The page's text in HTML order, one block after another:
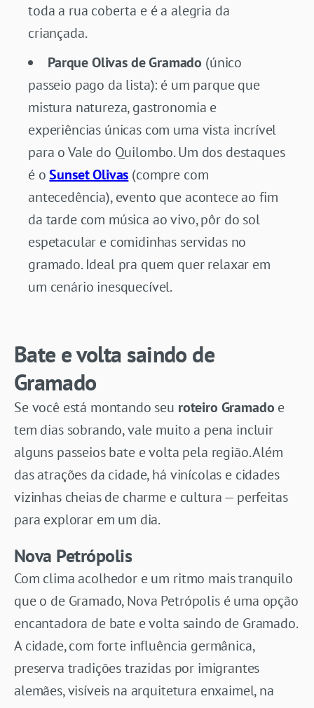
toda a rua coberta e é a alegria da
criançada.
Parque Olivas de Gramado (único
passeio pago da lista): é um parque que
mistura natureza, gastronomia e
experiências únicas com uma vista incrível
para o Vale do Quilombo. Um dos destaques
é oSunset Olivas (compre com
antecedência), evento que acontece ao fim
da tarde com música ao vivo, pôr do sol
espetacular e comidinhas servidas no
gramado. Ideal pra quem quer relaxar em
um cenário inesquecível.
Bate e volta saindo de
Gramado
Se você está montando seu roteiro Gramado e
tem dias sobrando, vale muito a pena incluir
alguns passeios bate e volta pela região. Além
das atrações da cidade, há vinícolas e cidades
vizinhas cheias de charme e cultura — perfeitas
para explorar em um dia.
Nova Petrópolis
Com clima acolhedor e um ritmo mais tranquilo
que o de Gramado, Nova Petrópolis é uma opção
encantadora de bate e volta saindo de Gramado.
A cidade, com forte influência germânica,
preserva tradições trazidas por imigrantes
alemães, visíveis na arquitetura enxaimel, na